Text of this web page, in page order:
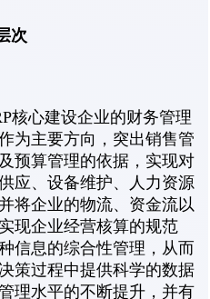
次
核心建设企业的财务管理
为主要方向，突出销售管
预算管理的依据，实现对
应、设备维护、人力资源
将企业的物流、资金流以
现企业经营核算的规范
信息的综合性管理，从而
策过程中提供科学的数据
理水平的不断提升，并有